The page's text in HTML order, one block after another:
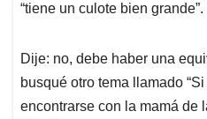
“tiene un culote bien grande”.
Dije: no, debe haber una
busqué otro tema llamado
encontrarse con la mamá de